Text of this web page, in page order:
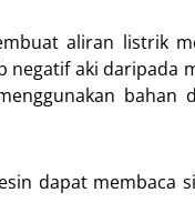
aliran listrik
aki daripada
bahan
dapat membaca